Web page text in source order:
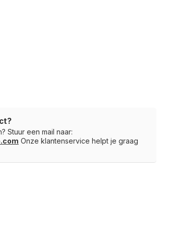
Stuur een mail naar:
Onze klantenservice helpt je graag